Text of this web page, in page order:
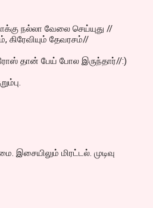
நல்லா வேலை செய்யுது //
கிரேவியும் தேவரசம்//
தான் பேய் போல இருந்தார்//:)
இசையிலும் மிரட்டல். முடிவு